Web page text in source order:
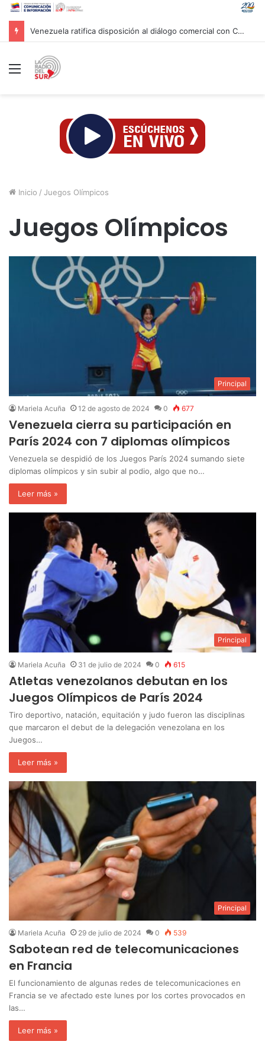
Messi despide a su padre junto a su familia en una ceremonia privada en Argentina
Menú
Inicio / Juegos Olímpicos
Juegos Olímpicos
Principal
Mariela Acuña 12 de agosto de 2024 0 677
Venezuela cierra su participación en
París 2024 con 7 diplomas olímpicos
Venezuela se despidió de los Juegos París 2024 sumando siete
diplomas olímpicos y sin subir al podio, algo que no…
Leer más »
Principal
Mariela Acuña 31 de julio de 2024 0 615
Atletas venezolanos debutan en los
Juegos Olímpicos de París 2024
Tiro deportivo, natación, equitación y judo fueron las disciplinas
que marcaron el debut de la delegación venezolana en los
Juegos…
Leer más »
Principal
Mariela Acuña 29 de julio de 2024 0 539
Sabotean red de telecomunicaciones
en Francia
El funcionamiento de algunas redes de telecomunicaciones en
Francia se ve afectado este lunes por los cortes provocados en
las…
Leer más »